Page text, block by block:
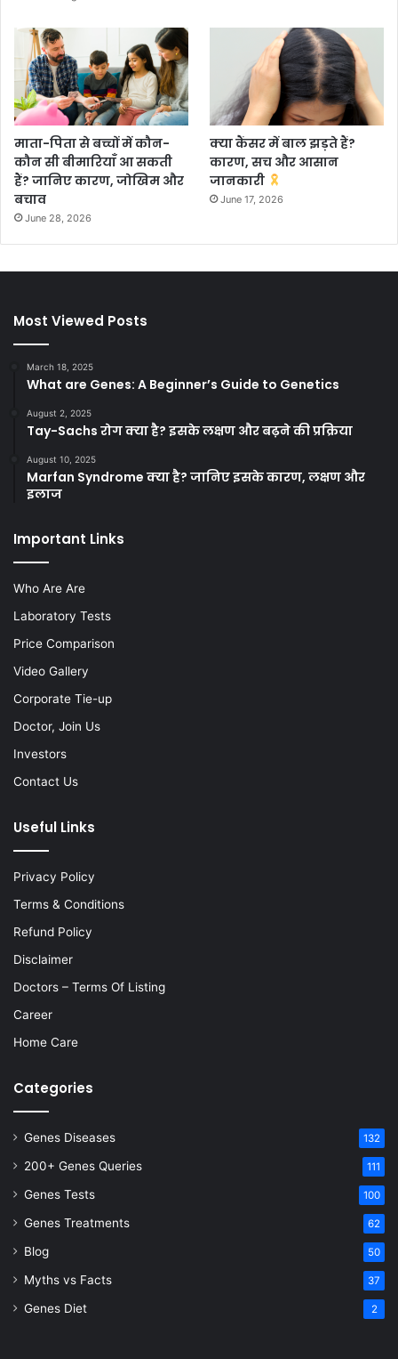
माता-पिता से बच्चों में कौन-
कौन सी बीमारियाँ आ सकती
हैं? जानिए कारण, जोखिम और
बचाव
June 28, 2026
क्या कैंसर में बाल झड़ते हैं?
कारण, सच और आसान
जानकारी
June 17, 2026
Most Viewed Posts
March 18, 2025
What are Genes: A Beginner’s Guide to Genetics
August 2, 2025
Tay-Sachs रोग क्या है? इसके लक्षण और बढ़ने की प्रक्रिया
August 10, 2025
Marfan Syndrome क्या है? जानिए इसके कारण, लक्षण और
इलाज
Important Links
Who Are Are
Laboratory Tests
Price Comparison
Video Gallery
Corporate Tie-up
Doctor, Join Us
Investors
Contact Us
Useful Links
Privacy Policy
Terms & Conditions
Refund Policy
Disclaimer
Doctors – Terms Of Listing
Career
Home Care
Categories
Genes Diseases 132
200+ Genes Queries 111
Genes Tests 100
Genes Treatments 62
Blog 50
Myths vs Facts 37
Genes Diet 2